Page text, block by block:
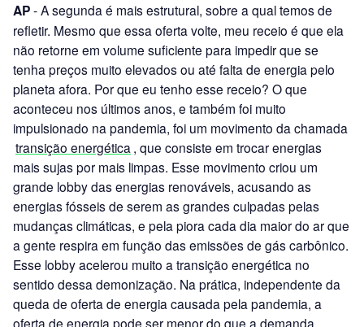
AP- A segunda é mais estrutural, sobre a qual temos de
refletir. Mesmo que essa oferta volte, meu receio é que ela
não retorne em volume suficiente para impedir que se
tenha preços muito elevados ou até falta de energia pelo
planeta afora. Por que eu tenho esse receio? O que
aconteceu nos últimos anos, e também foi muito
impulsionado na pandemia, foi um movimento da chamada
transição energética , que consiste em trocar energias
mais sujas por mais limpas. Esse movimento criou um
grande lobby das energias renováveis, acusando as
energias fósseis de serem as grandes culpadas pelas
mudanças climáticas, e pela piora cada dia maior do ar que
a gente respira em função das emissões de gás carbônico.
Esse lobby acelerou muito a transição energética no
sentido dessa demonização. Na prática, independente da
queda de oferta de energia causada pela pandemia, a
oferta de energia pode ser menor do que a demanda,